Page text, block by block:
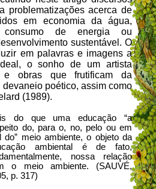
problematizações acerca de
em economia da água,
de energia ou
sustentável. O
em palavras e imagens a
o sonho de um artista
e obras que frutificam da
poético, assim como
(1989).
do que uma educação “a
do, para o, no, pelo ou em
do” meio ambiente, o objeto da
ambiental é de fato,
nossa relação
o meio ambiente. (SAUVÉ,
p. 317)